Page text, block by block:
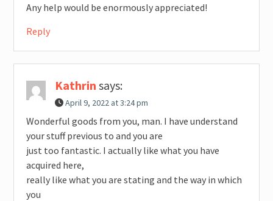
Any help would be enormously appreciated!
Reply
Kathrin says:
April 9, 2022 at 3:24 pm
Wonderful goods from you, man. I have understand
your stuff previous to and you are
just too fantastic. I actually like what you have
acquired here,
really like what you are stating and the way in which
you